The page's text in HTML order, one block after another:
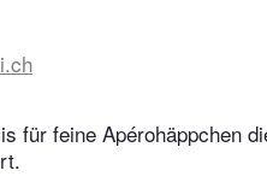
für feine Apérohäppchen